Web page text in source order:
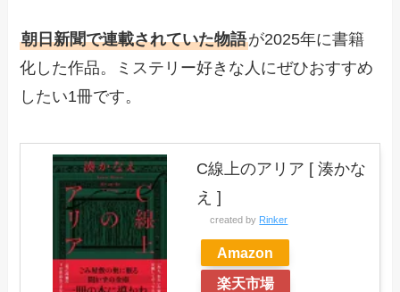
朝日新聞で連載されていた物語が2025年に書籍
化した作品。ミステリー好きな人にぜひおすすめ
したい1冊です。
C線上のアリア [ 湊かな
え ]
created by Rinker
Amazon
楽天市場